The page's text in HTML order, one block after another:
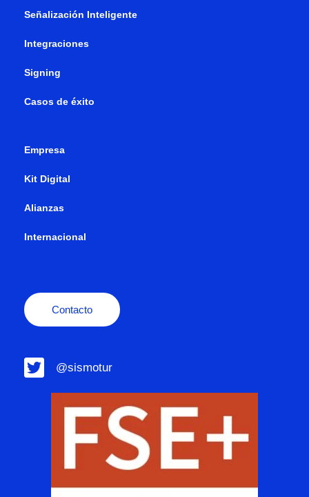
Señalización Inteligente
Integraciones
Signing
Casos de éxito
Empresa
Kit Digital
Alianzas
Internacional
Contacto
@sismotur